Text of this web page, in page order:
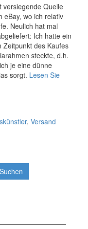
versiegende Quelle
eBay, wo ich relativ
Neulich hat mal
Ich hatte ein
Zeitpunkt des Kaufes
steckte, d.h.
je eine dünne
sorgt. Lesen Sie
, Versand